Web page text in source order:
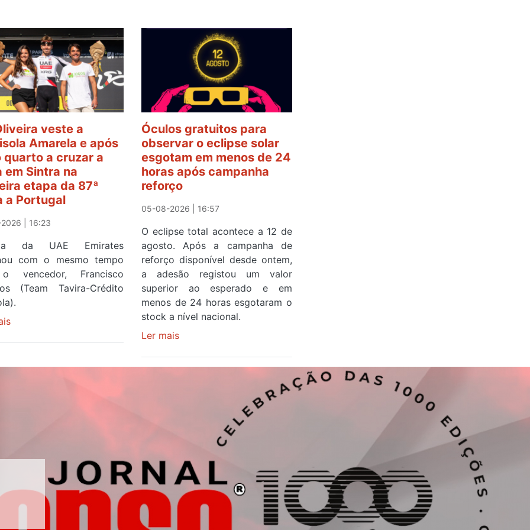
veste a
Amarela e após
quarto a cruzar a
em Sintra na
etapa da 87ª
a Portugal
| 16:23
da UAE Emirates
com o mesmo tempo
vencedor, Francisco
(Team Tavira-Crédito
sobre
veste
a
cruzar
Óculos gratuitos para
observar o eclipse solar
esgotam em menos de 24
horas após campanha
reforço
05-08-2026 | 16:57
O eclipse total acontece a 12 de
agosto. Após a campanha de
reforço disponível desde ontem,
a adesão registou um valor
superior ao esperado e em
menos de 24 horas esgotaram o
stock a nível nacional.
Ler maissobre
gratuitos
esgotam
em
menos
de
24